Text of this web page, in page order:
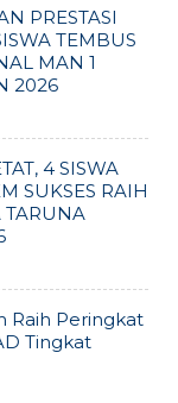
PRESTASI
TEMBUS
MAN 1
2026
4 SISWA
SUKSES RAIH
TARUNA
Raih Peringkat
Tingkat